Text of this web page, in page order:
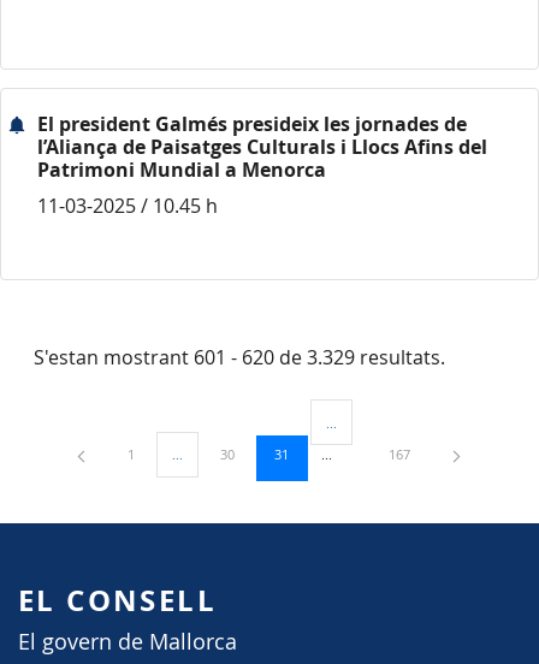
El president Galmés presideix les jornades de
l’Aliança de Paisatges Culturals i Llocs Afins del
Patrimoni Mundial a Menorca
11-03-2025 / 10.45 h
S'estan mostrant 601 - 620 de 3.329 resultats.
Pàgina
1 ...Pàgines intermèdies Utilitzeu TAB per navegar.
Pàgina
30 Pàgina
31
Pàgines intermèdies Utilitzeu
Pàgina
167
EL CONSELL
El govern de Mallorca